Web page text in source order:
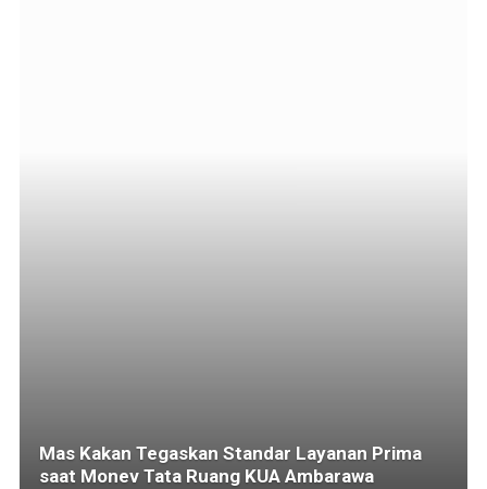
Mas Kakan Tegaskan Standar Layanan Prima
saat Monev Tata Ruang KUA Ambarawa